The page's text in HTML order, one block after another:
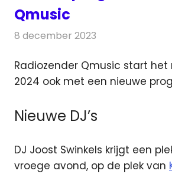
Qmusic
8 december 2023
Radiozender Qmusic start het
2024 ook met een nieuwe
Nieuwe DJ’s
DJ Joost Swinkels krijgt een
vroege avond, op de plek van